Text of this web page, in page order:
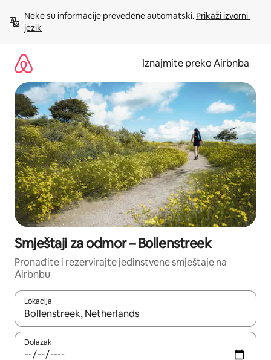
sadržaj
Neke su informacije prevedene automatski. Prikaži izvorni
jezik
Iznajmite preko Airbnba
Smještaji za odmor – Bollenstreek
Pronađite i rezervirajte jedinstvene smještaje na
Airbnbu
Lokacija
Kada budu dostupni rezultati, moći ćete ih pregledati
Dolazak